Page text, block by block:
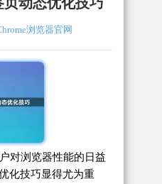
浏览器官网
对浏览器性能的日益
化技巧显得尤为重